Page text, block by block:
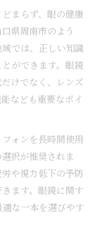
まらず、眼の健康
県周南市のよう
では、正しい知識
ができます。眼鏡
けでなく、レンズ
なども重要なポイ
ォンを長時間使用
択が推奨されま
や視力低下の予防
ます。眼鏡に関す
な一本を選びやす